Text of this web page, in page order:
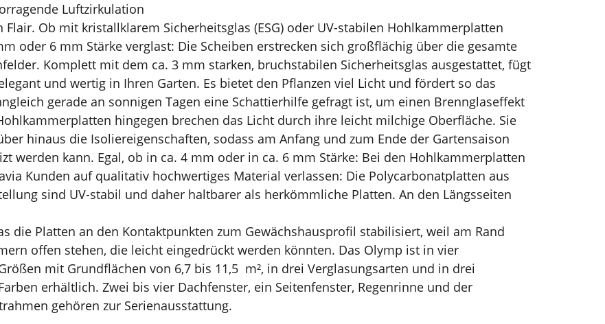
Luftzirkulation
Ob mit kristallklarem Sicherheitsglas (ESG) oder UV-stabilen Hohlkammerplatten
oder 6 mm Stärke verglast: Die Scheiben erstrecken sich großflächig über die gesamte
Komplett mit dem ca. 3 mm starken, bruchstabilen Sicherheitsglas ausgestattet, fügt
und wertig in Ihren Garten. Es bietet den Pflanzen viel Licht und fördert so das
gerade an sonnigen Tagen eine Schattierhilfe gefragt ist, um einen Brennglaseffekt
hingegen brechen das Licht durch ihre leicht milchige Oberfläche. Sie
hinaus die Isoliereigenschaften, sodass am Anfang und zum Ende der Gartensaison
werden kann. Egal, ob in ca. 4 mm oder in ca. 6 mm Stärke: Bei den Hohlkammerplatten
Kunden auf qualitativ hochwertiges Material verlassen: Die Polycarbonatplatten aus
sind UV-stabil und daher haltbarer als herkömmliche Platten. An den Längsseiten
die Platten an den Kontaktpunkten zum Gewächshausprofil stabilisiert, weil am Rand
offen stehen, die leicht eingedrückt werden könnten. Das Olymp ist in vier
mit Grundflächen von 6,7 bis 11,5 m², in drei Verglasungsarten und in drei
erhältlich. Zwei bis vier Dachfenster, ein Seitenfenster, Regenrinne und der
gehören zur Serienausstattung.